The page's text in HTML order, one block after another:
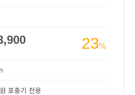
23%
포충기 전용